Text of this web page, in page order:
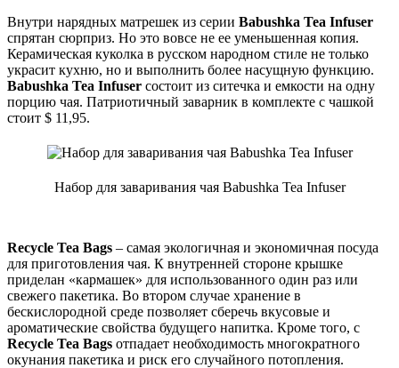
Внутри нарядных матрешек из серии Babushka Tea Infuser
спрятан сюрприз. Но это вовсе не ее уменьшенная копия.
Керамическая куколка в русском народном стиле не только
украсит кухню, но и выполнить более насущную функцию.
Babushka Tea Infuser состоит из ситечка и емкости на одну
порцию чая. Патриотичный заварник в комплекте с чашкой
стоит $ 11,95.
Набор для заваривания чая Babushka Tea Infuser
Recycle Tea Bags – самая экологичная и экономичная посуда
для приготовления чая. К внутренней стороне крышке
приделан «кармашек» для использованного один раз или
свежего пакетика. Во втором случае хранение в
бескислородной среде позволяет сберечь вкусовые и
ароматические свойства будущего напитка. Кроме того, с
Recycle Tea Bags отпадает необходимость многократного
окунания пакетика и риск его случайного потопления.